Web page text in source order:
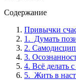
Содержание
Привычки
1. Думать
2.
3.
4. Всё делать
5. Жить в